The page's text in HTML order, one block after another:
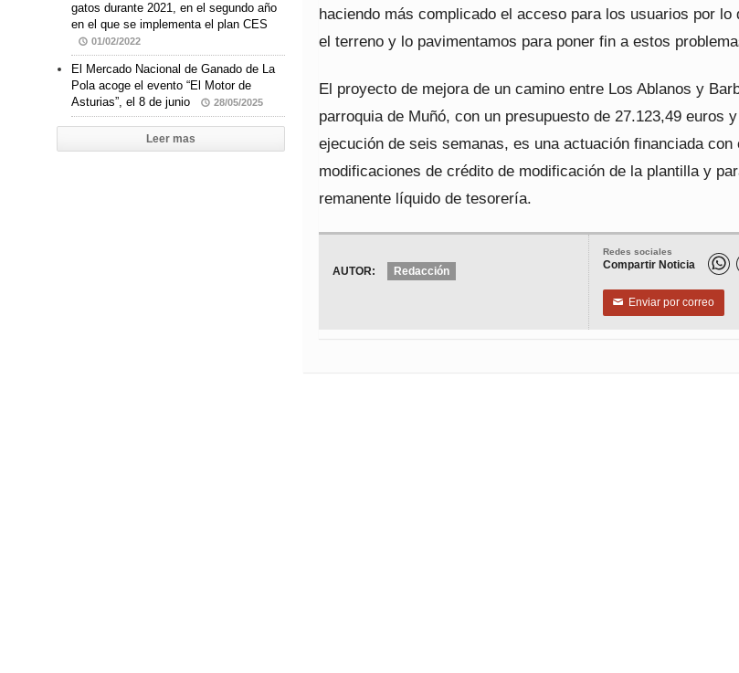
haciendo más complicado el acceso para los usuarios por lo
el terreno y lo pavimentamos para poner fin a estos
El proyecto de mejora de un camino entre Los Ablanos y
parroquia de Muñó, con un presupuesto de 27.123,49 euros
ejecución de seis semanas, es una actuación financiada con
modificaciones de crédito de modificación de la plantilla y
remanente líquido de tesorería.
Redes sociales
Compartir Noticia
✉ Enviar por correo
AUTOR: Redacción
gatos durante 2021, en el segundo año
en el que se implementa el plan CES
01/02/2022
El Mercado Nacional de Ganado de La
Pola acoge el evento “El Motor de
Asturias”, el 8 de junio
28/05/2025
Leer mas